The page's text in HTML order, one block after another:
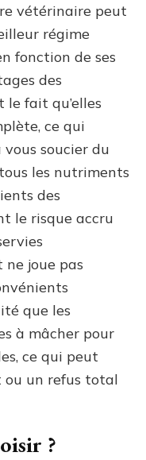
vétérinaire peut
régime
fonction de ses
des
fait qu’elles
ce qui
vous soucier du
les nutriments
des
le risque accru
joue pas
que les
à mâcher pour
ce qui peut
ou un refus total
?